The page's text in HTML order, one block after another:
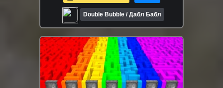
Double Bubble / Дабл Бабл